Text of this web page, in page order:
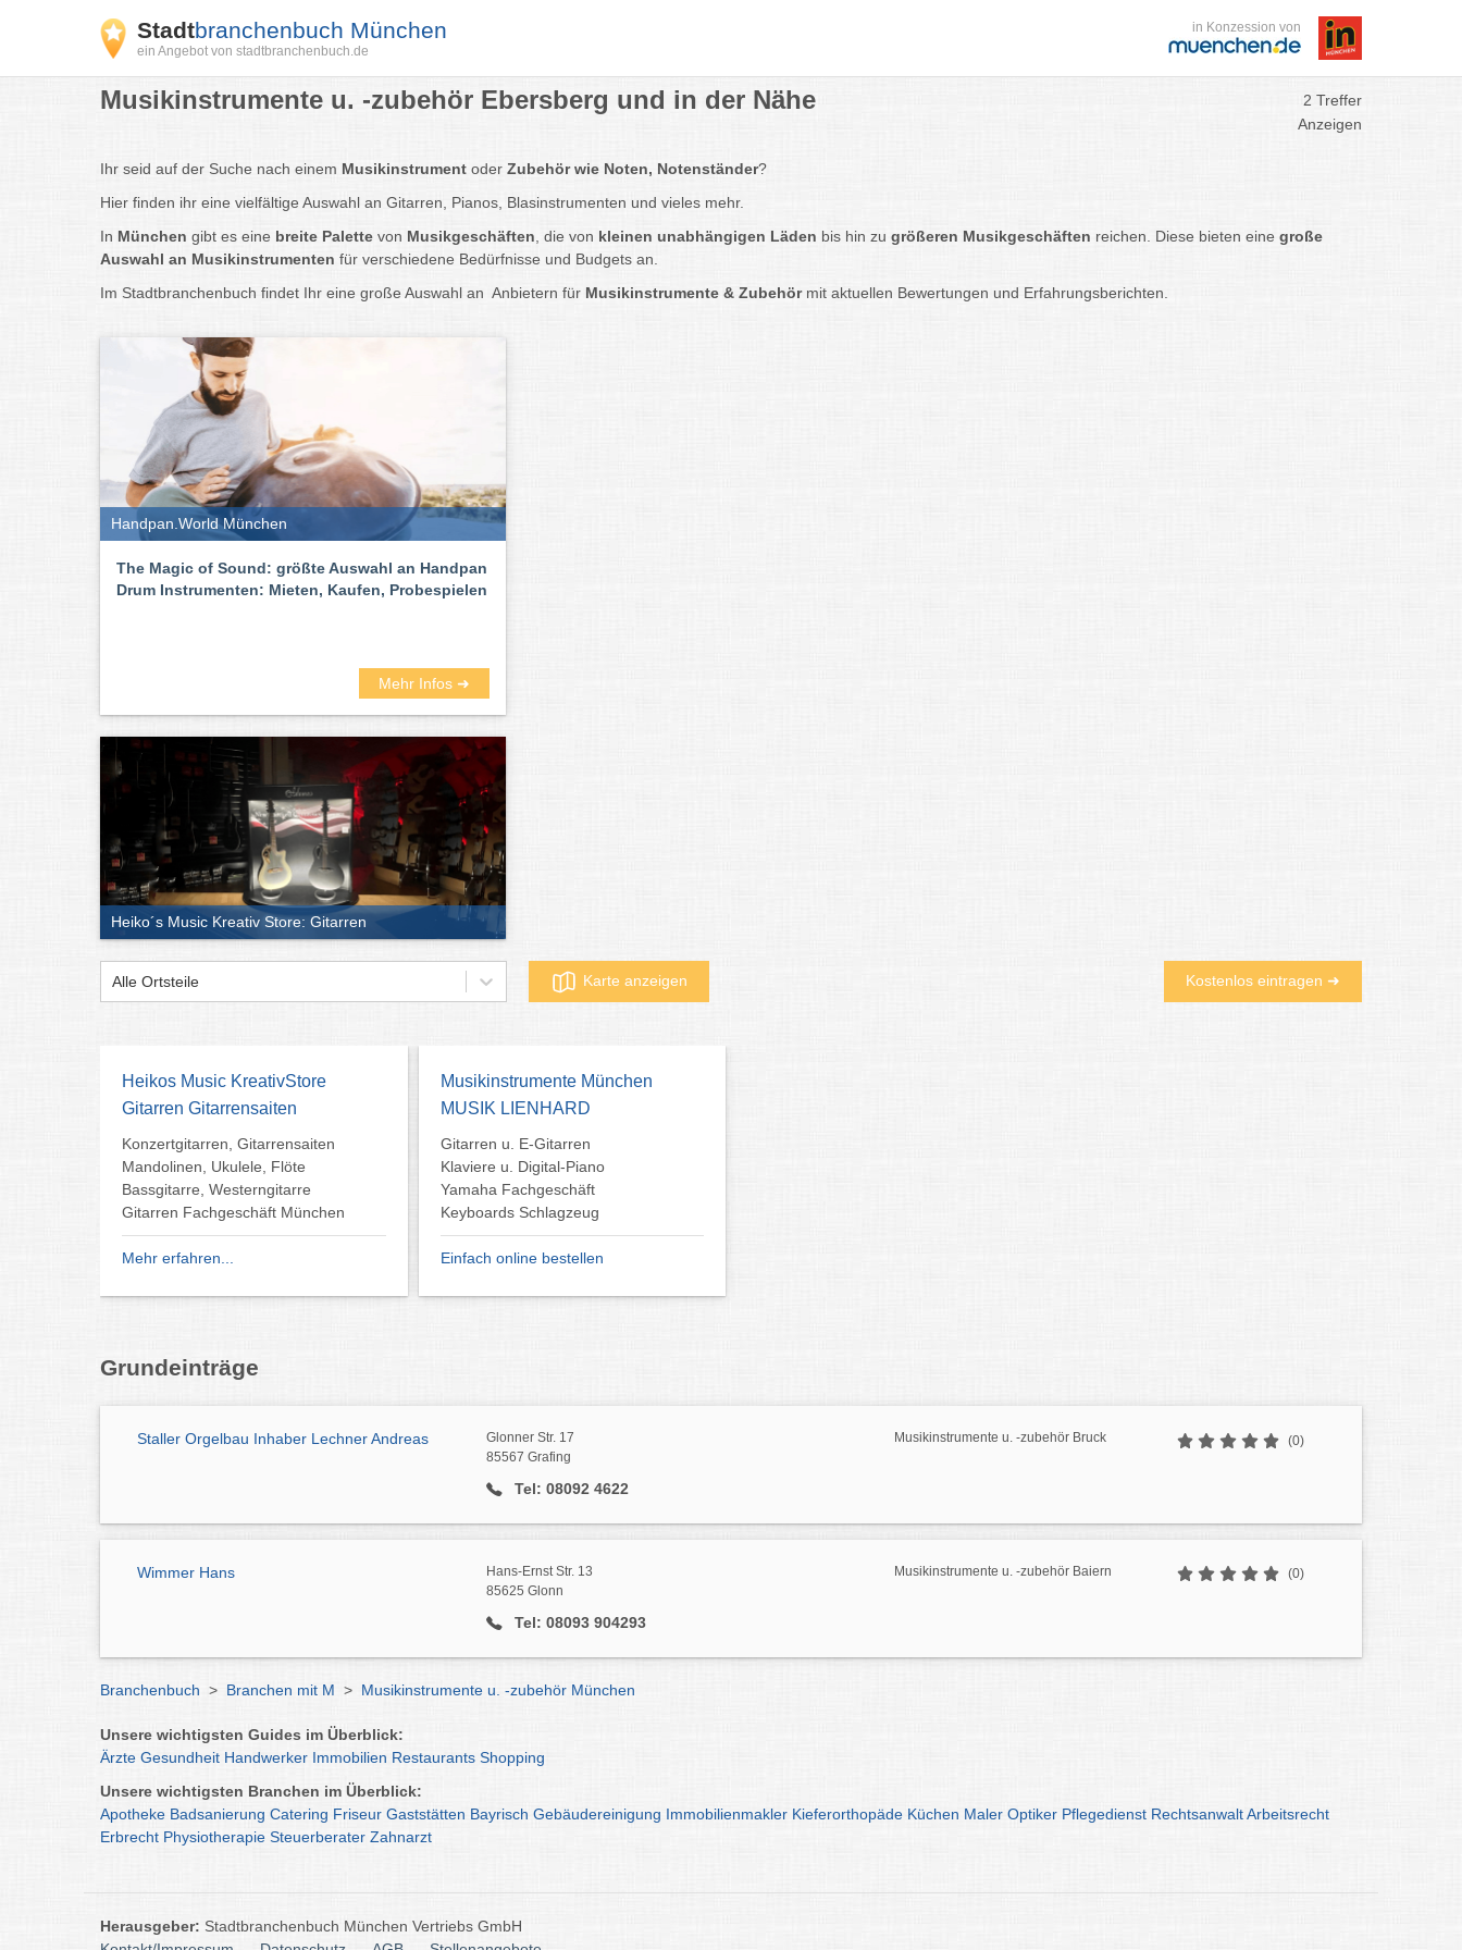
Stadtbranchenbuch München
ein Angebot von stadtbranchenbuch.de
in Konzession von
Musikinstrumente u. -zubehör Ebersberg und in der Nähe
2 Treffer
Anzeigen
Ihr seid auf der Suche nach einem Musikinstrument oder Zubehör wie Noten, Notenständer?
Hier finden ihr eine vielfältige Auswahl an Gitarren, Pianos, Blasinstrumenten und vieles mehr.
In München gibt es eine breite Palette von Musikgeschäften , die von kleinen unabhängigen Läden bis hin zu größeren Musikgeschäften reichen. Diese bieten eine große
Auswahl an Musikinstrumenten für verschiedene Bedürfnisse und Budgets an.
Im Stadtbranchenbuch findet Ihr eine große Auswahl an Anbietern für Musikinstrumente & Zubehörmit aktuellen Bewertungen und Erfahrungsberichten.
Handpan.World München
The Magic of Sound: größte Auswahl an Handpan
Drum Instrumenten: Mieten, Kaufen, Probespielen
Mehr Infos ➜
Heiko´s Music Kreativ Store: Gitarren
Alle Ortsteile Karte anzeigen Kostenlos eintragen ➜
Heikos Music KreativStore
Gitarren Gitarrensaiten
Konzertgitarren, Gitarrensaiten
Mandolinen, Ukulele, Flöte
Bassgitarre, Westerngitarre
Gitarren Fachgeschäft München
Mehr erfahren...
Musikinstrumente München
MUSIK LIENHARD
Gitarren u. E-Gitarren
Klaviere u. Digital-Piano
Yamaha Fachgeschäft
Keyboards Schlagzeug
Einfach online bestellen
Grundeinträge
Staller Orgelbau Inhaber Lechner Andreas
Glonner Str. 17
85567 Grafing
Tel: 08092 4622
Musikinstrumente u. -zubehör Bruck (0)
Wimmer Hans
Hans-Ernst Str. 13
85625 Glonn
Tel: 08093 904293
Musikinstrumente u. -zubehör Baiern (0)
Branchenbuch > Branchen mit M > Musikinstrumente u. -zubehör München
Unsere wichtigsten Guides im Überblick:
Ärzte Gesundheit Handwerker Immobilien Restaurants Shopping
Unsere wichtigsten Branchen im Überblick:
Apotheke Badsanierung Catering Friseur Gaststätten Bayrisch Gebäudereinigung Immobilienmakler Kieferorthopäde Küchen Maler Optiker Pflegedienst RechtsanwaltArbeitsrecht
Erbrecht Physiotherapie Steuerberater Zahnarzt
Herausgeber: Stadtbranchenbuch München Vertriebs GmbH